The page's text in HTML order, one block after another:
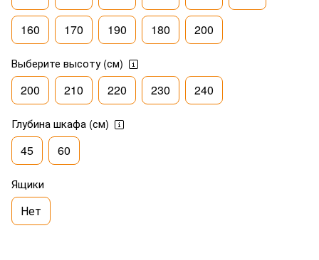
160 170 190 180 200
Выберите высоту (см)
200 210 220 230 240
Глубина шкафа (см)
45 60
Ящики
Нет